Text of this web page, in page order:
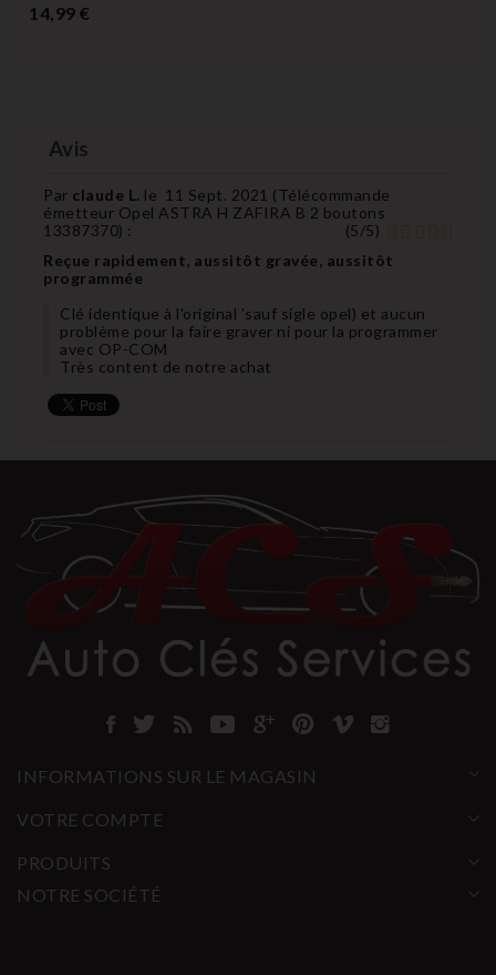
14,99 €
Avis
Par claude L. le 11 Sept. 2021 (Télécommande
émetteur Opel ASTRA H ZAFIRA B 2 boutons
13387370) : (5/5)
Reçue rapidement, aussitôt gravée, aussitôt
programmée
Clé identique à l'original 'sauf sigle opel) et aucun
problème pour la faire graver ni pour la programmer
avec OP-COM
Très content de notre achat
INFORMATIONS SUR LE MAGASIN
VOTRE COMPTE
PRODUITS
NOTRE SOCIÉTÉ